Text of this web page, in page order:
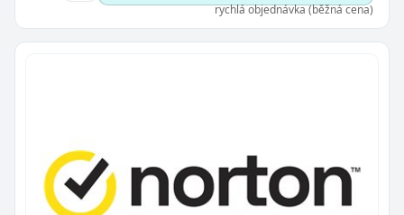
rychlá objednávka (běžná cena)